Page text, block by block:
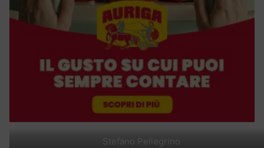
Stefano Pellegrino